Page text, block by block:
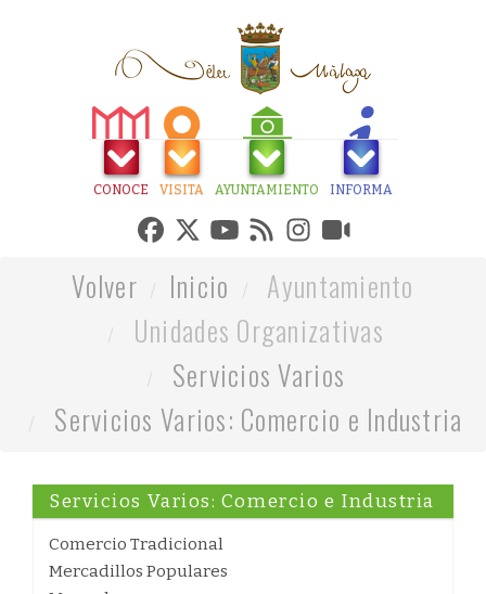
CONOCE VISITA AYUNTAMIENTO INFORMA
Volver Inicio
Ayuntamiento
Unidades Organizativas
Servicios Varios
Servicios Varios: Comercio e Industria
Servicios Varios: Comercio e Industria
Comercio Tradicional
Mercadillos Populares